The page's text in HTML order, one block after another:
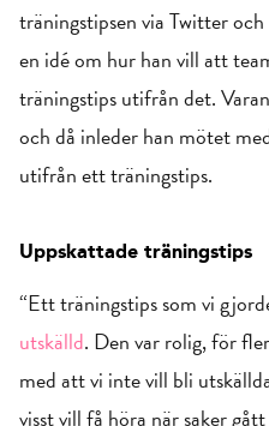
träningstipsen via Twitter
en idé om hur han vill att
träningstips utifrån det.
och då inleder han mötet
utifrån ett träningstips.
Uppskattade träningstips
“Ett träningstips som vi
utskälld. Den var rolig, för
med att vi inte vill bli
visst vill få höra när saker